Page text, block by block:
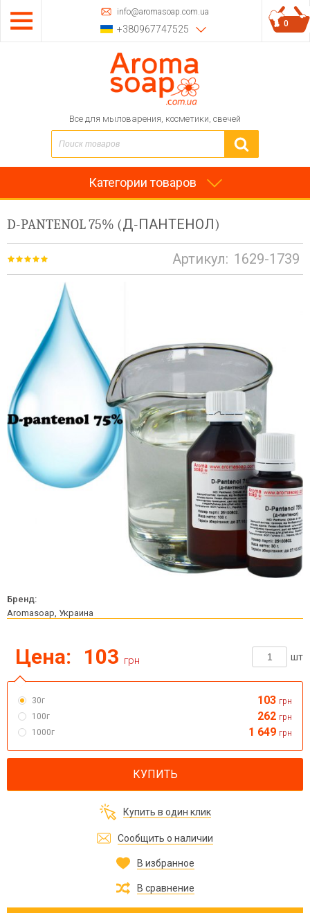
info@aromasoap.com.ua
+380967747525
Все для мыловарения, косметики, свечей
0
Категории товаров
D-PANTENOL 75% (Д-ПАНТЕНОЛ)
Артикул: 1629-1739
Бренд:
Aromasoap, Украина
Цена: 103 грн шт
30г 103 грн
100г
262 грн
1000г
1 649 грн
КУПИТЬ
Купить в один клик
Сообщить о наличии
В избранное
В сравнение